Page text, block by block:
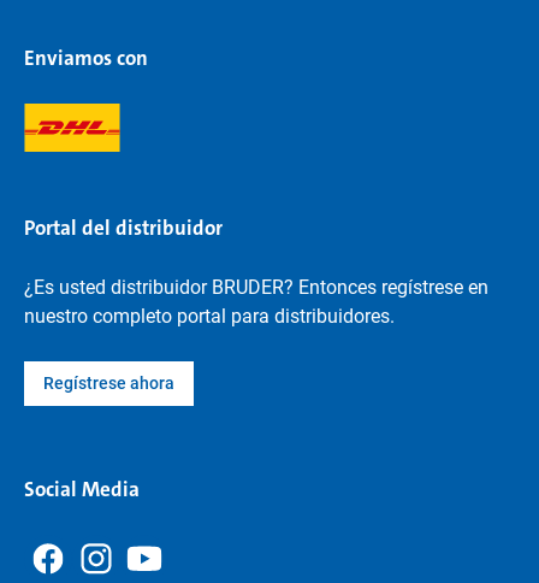
Enviamos con
Portal del distribuidor
¿Es usted distribuidor BRUDER? Entonces regístrese en
nuestro completo portal para distribuidores.
Regístrese ahora
Social Media